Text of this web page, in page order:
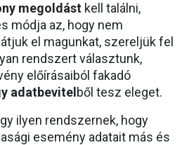
megoldást kell találni,
módja az, hogy nem
el magunkat, szereljük fel
rendszert választunk,
előírásaiból fakadó
adatbevitel ből tesz eleget.
ilyen rendszernek, hogy
esemény adatait más és